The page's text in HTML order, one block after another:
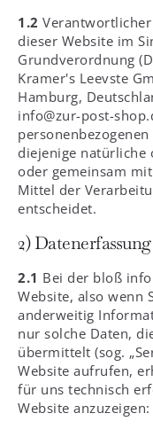
1.2
dieser Website im
Grundverordnung
Kramer's Leevste
Hamburg,
info@zur-post-
diejenige natürliche
oder gemeinsam
Mittel der
entscheidet.
2)
2.1 Bei der bloß
Website, also wenn
anderweitig
nur solche Daten,
übermittelt (sog.
Website aufrufen,
für uns technisch
Website anzuzeigen: